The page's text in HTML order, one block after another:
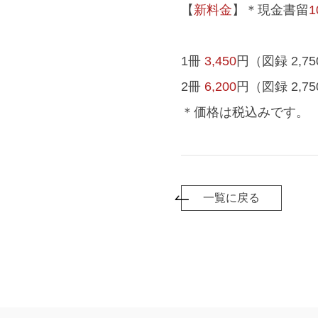
【 新料金 】＊現金書留
1冊 3,450円（図録
2冊 6,200円（図録
＊価格は税込みです。
一覧に戻る